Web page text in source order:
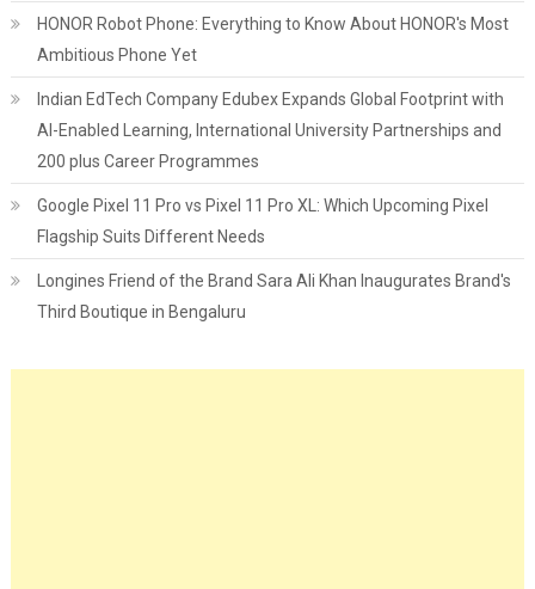
HONOR Robot Phone: Everything to Know About HONOR's Most
Ambitious Phone Yet
Indian EdTech Company Edubex Expands Global Footprint with
AI-Enabled Learning, International University Partnerships and
200 plus Career Programmes
Google Pixel 11 Pro vs Pixel 11 Pro XL: Which Upcoming Pixel
Flagship Suits Different Needs
Longines Friend of the Brand Sara Ali Khan Inaugurates Brand's
Third Boutique in Bengaluru